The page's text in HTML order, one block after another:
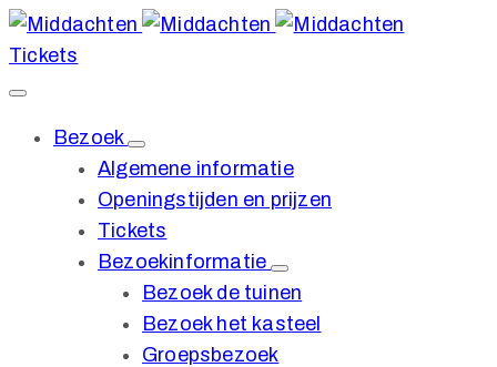
Tickets
Bezoek
Algemene informatie
Openingstijden en prijzen
Tickets
Bezoekinformatie
Bezoek de tuinen
Bezoek het kasteel
Groepsbezoek